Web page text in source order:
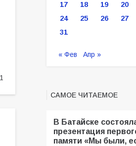
17
18 19 20
24
25 26 27
31
« Фев Апр »
САМОЕ ЧИТАЕМОЕ
В Батайске
презентация
памяти «Мы были,